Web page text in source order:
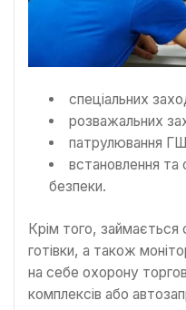
спеціальних
розважальних
патрулювання
встановлення та
безпеки.
Крім того,
готівки, а також
на себе охорону
комплексів або